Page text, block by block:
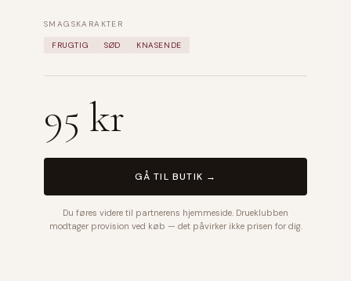
SMAGSKARAKTER
FRUGTIG SØD KNASENDE
95 kr
GÅ TIL BUTIK →
Du føres videre til partnerens hjemmeside. Drueklubben
modtager provision ved køb — det påvirker ikke prisen for dig.